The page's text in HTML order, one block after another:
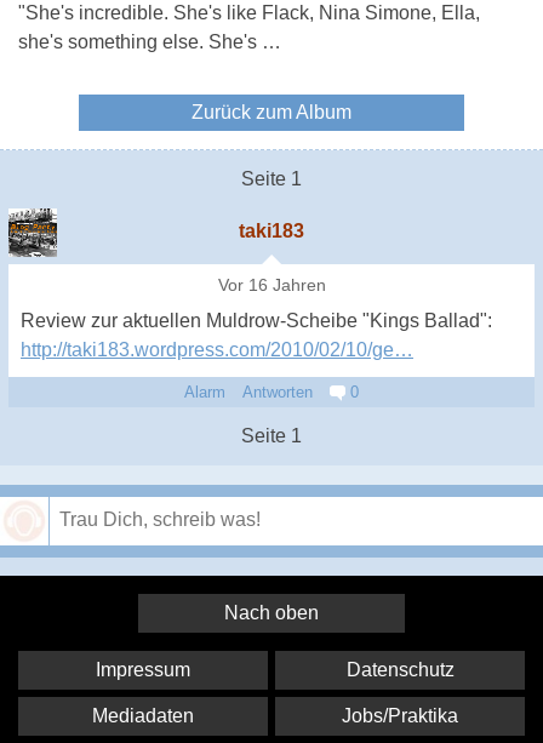
"She's incredible. She's like Flack, Nina Simone, Ella,
she's something else. She's …
Zurück zum Album
Seite 1
taki183
Vor 16 Jahren
Review zur aktuellen Muldrow-Scheibe "Kings Ballad":
http://taki183.wordpress.com/2010/02/10/ge…
Alarm Antworten 0
Seite 1
Nach oben
Impressum Datenschutz
Mediadaten Jobs/Praktika